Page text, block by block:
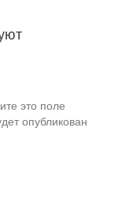
это поле
опубликован